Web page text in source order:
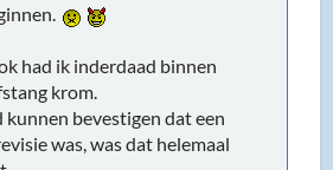
had ik inderdaad binnen
krom.
kunnen bevestigen dat een
was, was dat helemaal